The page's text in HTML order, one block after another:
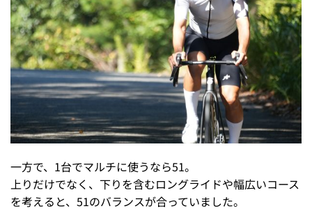
一方で、1台でマルチに使うなら51。
上りだけでなく、下りを含むロングライドや幅広いコース
を考えると、51のバランスが合っていました。